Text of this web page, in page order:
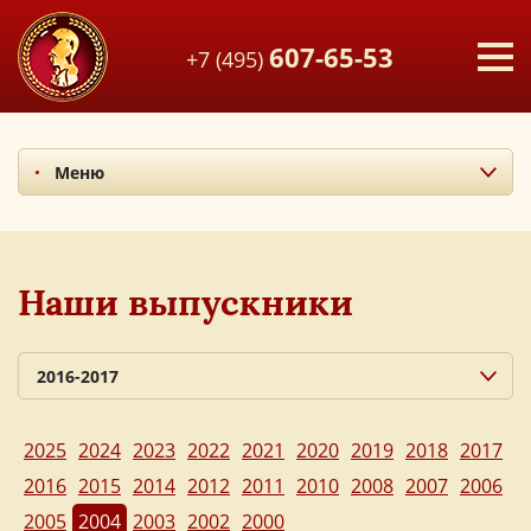
+7 (495) 607-65-53
Меню
Наши учителя
Экскурсия по лицею
Фотоальбом
Наши выпускники
2016-2017
Дмитрий Соболь
Василий Сосфенов
2025 2024 2023 2022 2021 2020 2019 2018 2017
2016 2015 2014 2012 2011 2010 2008 2007 2006
2005 2004 2003 2002 2000